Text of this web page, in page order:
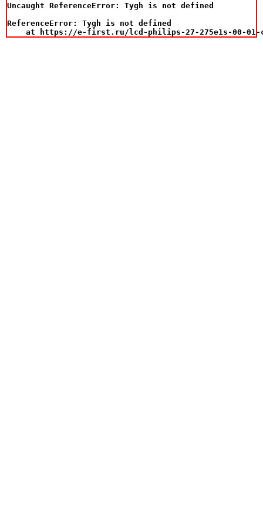
Uncaught ReferenceError: Tygh is not defined
ReferenceError: Tygh is not defined
at https://e-first.ru/lcd-philips-27-275e1s-00-